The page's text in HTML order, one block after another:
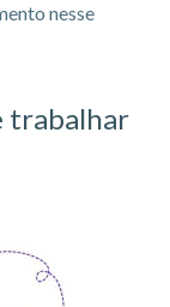
nesse
trabalhar